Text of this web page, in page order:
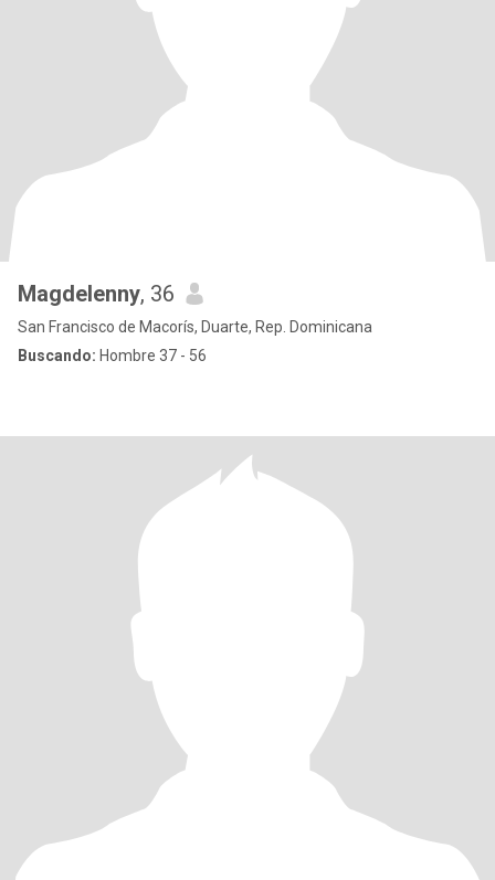
Magdelenny, 36
San Francisco de Macorís, Duarte, Rep. Dominicana
Buscando: Hombre 37 - 56